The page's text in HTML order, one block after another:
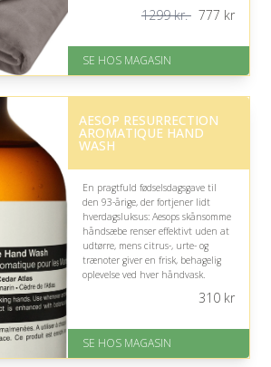
God Trustpilot rating på 4.1 ud
Nedsat: 41% (Normalpris: 1299
1299 kr. 777 kr
SE HOS MAGASIN
AESOP RESURRECTION
AROMATIQUE HAND
WASH
En pragtfuld fødselsdagsgave til
den 93-årige, der fortjener lidt
hverdagsluksus: Aesops skånsomme
håndsæbe renser effektivt uden at
udtørre, mens citrus-, urte- og
trænoter giver en frisk, behagelig
oplevelse ved hver håndvask.
På lager
Levering: 1-3 dage
310kr
SE HOS MAGASIN